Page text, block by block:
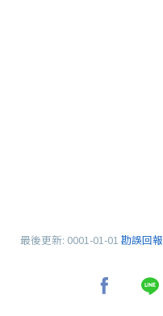
最後更新: 0001-01-01 勘誤回報